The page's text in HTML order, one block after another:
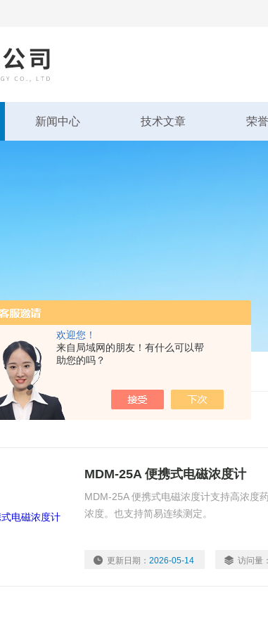
欢迎您！
来自局域网的朋友！有什么可以帮
助您的吗？
新闻中心 技术文章 荣
仪，溶解氧分析仪
计
MDM-25A 便携式电磁浓度计
MDM-25A 便携式电磁浓度计支持高浓度
浓度。也支持简易连续测定。
更新日期：2026-05-14 访问量